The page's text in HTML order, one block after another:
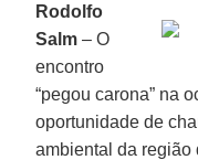
Rodolfo
Salm – O
encontro
“pegou carona” na
oportunidade de
ambiental da região